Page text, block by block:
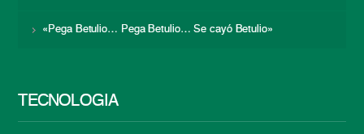
«Pega Betulio… Pega Betulio… Se cayó Betulio»
TECNOLOGÍA